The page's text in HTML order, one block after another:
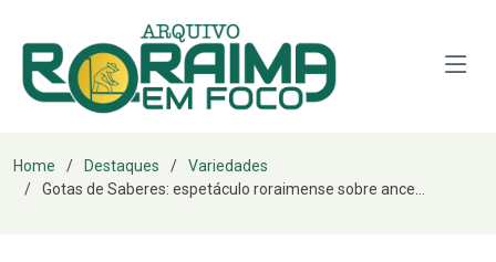
Home Destaques
Variedades
Gotas de Saberes: espetáculo roraimense sobre ance...